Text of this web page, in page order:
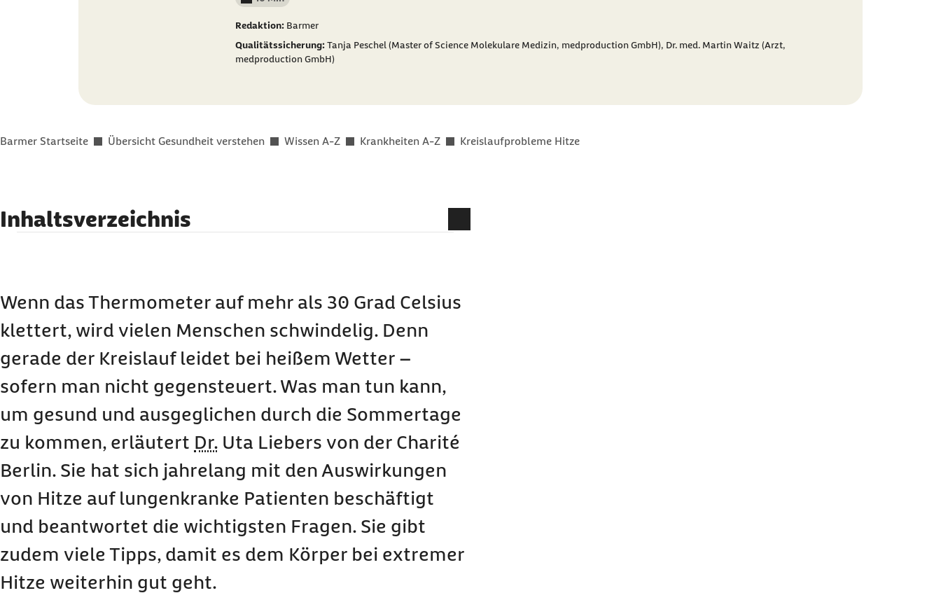
Lesedauer weniger als
Redaktion: Barmer
Qualitätssicherung:Tanja Peschel (Master of Science Molekulare Medizin, medproduction GmbH), Dr. med. Martin Waitz (Arzt,
medproduction GmbH)
Sie befinden sich hier:
Barmer Startseite Übersicht Gesundheit verstehen Wissen A-Z Krankheiten A-Z Kreislaufprobleme Hitze
Inhaltsverzeichnis
Hausmittel gegen Hitze und Kreislaufprobleme
Feuchtes Handtuch gegen Hitze
Wasser auf die Haut sprühen
Helle weite Kleidung
Gefäße trainieren
In der Wohnung: Fenster immer zu lassen oder lüften?
Kann man den Körper auch von innen abkühlen?
Welche Gerichte sollte man essen und welche besser nicht?
Kann man sich an Hitze gewöhnen?
Was ist bei Sport in der Hitze zu beachten?
Muss man Medikamente an die heißen Temperaturen anpassen?
Wenn das Thermometer auf mehr als 30 Grad Celsius
klettert, wird vielen Menschen schwindelig. Denn
gerade der Kreislauf leidet bei heißem Wetter –
sofern man nicht gegensteuert. Was man tun kann,
um gesund und ausgeglichen durch die Sommertage
zu kommen, erläutert Dr. Uta Liebers von der Charité
Berlin. Sie hat sich jahrelang mit den Auswirkungen
von Hitze auf lungenkranke Patienten beschäftigt
und beantwortet die wichtigsten Fragen. Sie gibt
zudem viele Tipps, damit es dem Körper bei extremer
Hitze weiterhin gut geht.